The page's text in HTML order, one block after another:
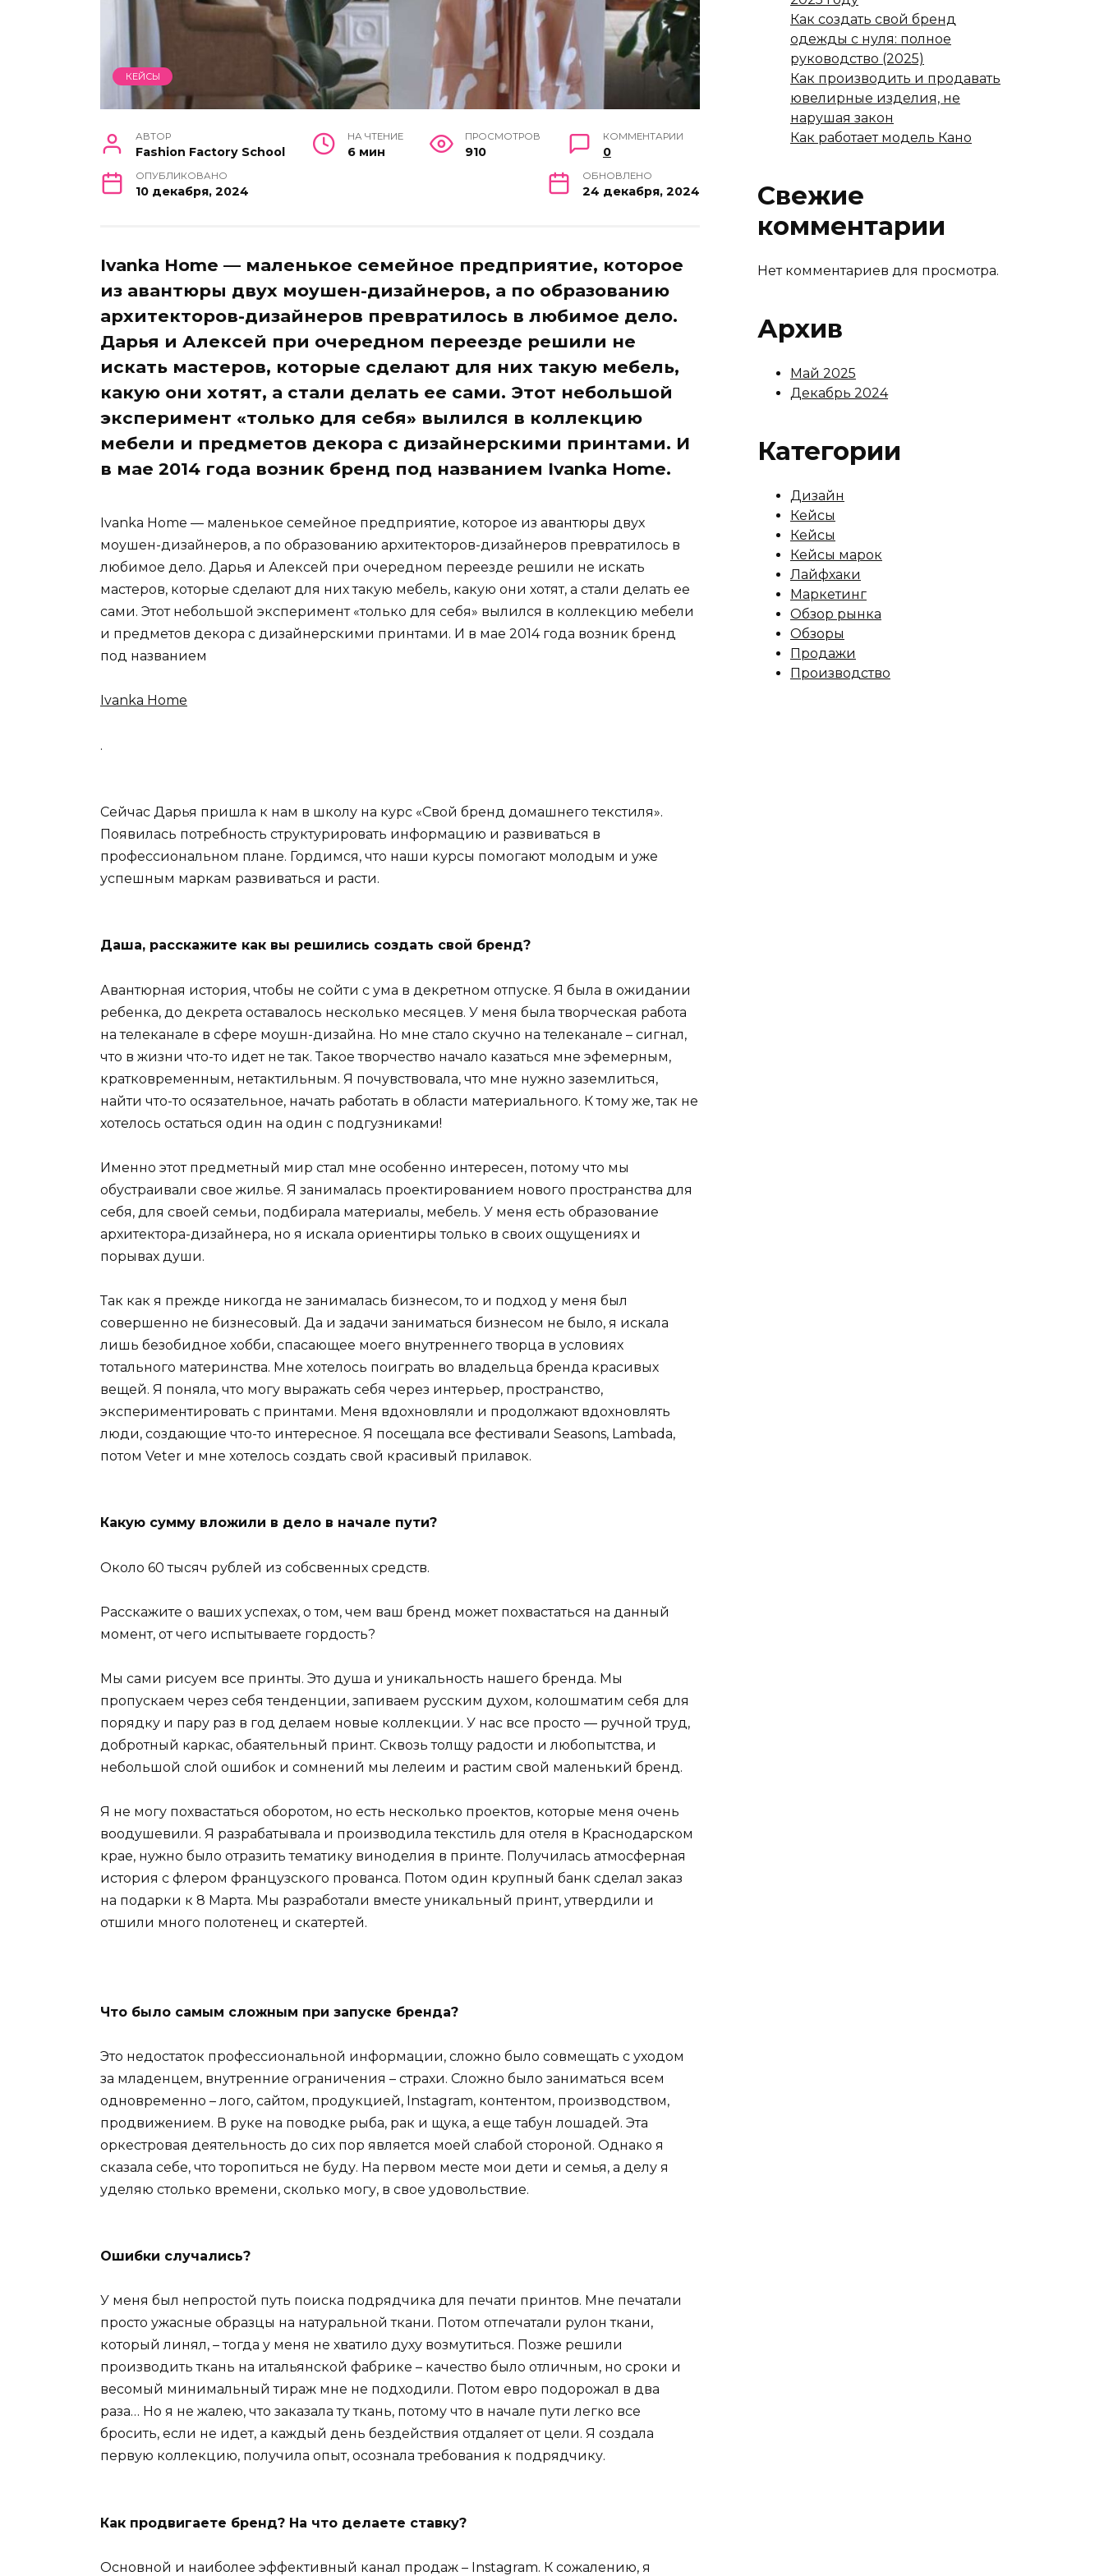
КЕЙСЫ
АВТОР
Fashion Factory School
НА ЧТЕНИЕ
6 мин
ПРОСМОТРОВ
910
КОММЕНТАРИИ
0
ОПУБЛИКОВАНО
10 декабря, 2024
ОБНОВЛЕНО
24 декабря, 2024
Ivanka Home — маленькое семейное предприятие, которое
из авантюры двух моушен-дизайнеров, а по образованию
архитекторов-дизайнеров превратилось в любимое дело.
Дарья и Алексей при очередном переезде решили не
искать мастеров, которые сделают для них такую мебель,
какую они хотят, а стали делать ее сами. Этот небольшой
эксперимент «только для себя» вылился в коллекцию
мебели и предметов декора с дизайнерскими принтами. И
в мае 2014 года возник бренд под названием Ivanka Home.
Ivanka Home — маленькое семейное предприятие, которое из авантюры двух
моушен-дизайнеров, а по образованию архитекторов-дизайнеров превратилось в
любимое дело. Дарья и Алексей при очередном переезде решили не искать
мастеров, которые сделают для них такую мебель, какую они хотят, а стали делать ее
сами. Этот небольшой эксперимент «только для себя» вылился в коллекцию мебели
и предметов декора с дизайнерскими принтами. И в мае 2014 года возник бренд
под названием
Ivanka Home
.
Сейчас Дарья пришла к нам в школу на курс «Свой бренд домашнего текстиля».
Появилась потребность структурировать информацию и развиваться в
профессиональном плане. Гордимся, что наши курсы помогают молодым и уже
успешным маркам развиваться и расти.
Даша, расскажите как вы решились создать свой бренд?
Авантюрная история, чтобы не сойти с ума в декретном отпуске. Я была в ожидании
ребенка, до декрета оставалось несколько месяцев. У меня была творческая работа
на телеканале в сфере моушн-дизайна. Но мне стало скучно на телеканале – сигнал,
что в жизни что-то идет не так. Такое творчество начало казаться мне эфемерным,
кратковременным, нетактильным. Я почувствовала, что мне нужно заземлиться,
найти что-то осязательное, начать работать в области материального. К тому же, так не
хотелось остаться один на один с подгузниками!
Именно этот предметный мир стал мне особенно интересен, потому что мы
обустраивали свое жилье. Я занималась проектированием нового пространства для
себя, для своей семьи, подбирала материалы, мебель. У меня есть образование
архитектора-дизайнера, но я искала ориентиры только в своих ощущениях и
порывах души.
Так как я прежде никогда не занималась бизнесом, то и подход у меня был
совершенно не бизнесовый. Да и задачи заниматься бизнесом не было, я искала
лишь безобидное хобби, спасающее моего внутреннего творца в условиях
тотального материнства. Мне хотелось поиграть во владельца бренда красивых
вещей. Я поняла, что могу выражать себя через интерьер, пространство,
экспериментировать с принтами. Меня вдохновляли и продолжают вдохновлять
люди, создающие что-то интересное. Я посещала все фестивали Seasons, Lambada,
потом Veter и мне хотелось создать свой красивый прилавок.
Какую сумму вложили в дело в начале пути?
Около 60 тысяч рублей из собсвенных средств.
Расскажите о ваших успехах, о том, чем ваш бренд может похвастаться на данный
момент, от чего испытываете гордость?
Мы сами рисуем все принты. Это душа и уникальность нашего бренда. Мы
пропускаем через себя тенденции, запиваем русским духом, колошматим себя для
порядку и пару раз в год делаем новые коллекции. У нас все просто — ручной труд,
добротный каркас, обаятельный принт. Сквозь толщу радости и любопытства, и
небольшой слой ошибок и сомнений мы лелеим и растим свой маленький бренд.
Я не могу похвастаться оборотом, но есть несколько проектов, которые меня очень
воодушевили. Я разрабатывала и производила текстиль для отеля в Краснодарском
крае, нужно было отразить тематику виноделия в принте. Получилась атмосферная
история с флером французского прованса. Потом один крупный банк сделал заказ
на подарки к 8 Марта. Мы разработали вместе уникальный принт, утвердили и
отшили много полотенец и скатертей.
Что было самым сложным при запуске бренда?
Это недостаток профессиональной информации, сложно было совмещать с уходом
за младенцем, внутренние ограничения – страхи. Сложно было заниматься всем
одновременно – лого, сайтом, продукцией, Instagram, контентом, производством,
продвижением. В руке на поводке рыба, рак и щука, а еще табун лошадей. Эта
оркестровая деятельность до сих пор является моей слабой стороной. Однако я
сказала себе, что торопиться не буду. На первом месте мои дети и семья, а делу я
уделяю столько времени, сколько могу, в свое удовольствие.
Ошибки случались?
У меня был непростой путь поиска подрядчика для печати принтов. Мне печатали
просто ужасные образцы на натуральной ткани. Потом отпечатали рулон ткани,
который линял, – тогда у меня не хватило духу возмутиться. Позже решили
производить ткань на итальянской фабрике – качество было отличным, но сроки и
весомый минимальный тираж мне не подходили. Потом евро подорожал в два
раза… Но я не жалею, что заказала ту ткань, потому что в начале пути легко все
бросить, если не идет, а каждый день бездействия отдаляет от цели. Я создала
первую коллекцию, получила опыт, осознала требования к подрядчику.
Как продвигаете бренд? На что делаете ставку?
Основной и наиболее эффективный канал продаж – Instagram. К сожалению, я
Как создать свой бренд
одежды с нуля: полное
руководство (2025)
Как производить и продавать
ювелирные изделия, не
нарушая закон
Как работает модель Кано
Свежие
комментарии
Нет комментариев для просмотра.
Архив
Май 2025
Декабрь 2024
Категории
Дизайн
Кейсы
Кейсы
Кейсы марок
Лайфхаки
Маркетинг
Обзор рынка
Обзоры
Продажи
Производство